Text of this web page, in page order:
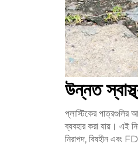
উন্নত
প্লাস্টিকের পাত্রগুলির
ব্যবহার করা যায়। এই
নিরাপদ, বিষহীন এবং